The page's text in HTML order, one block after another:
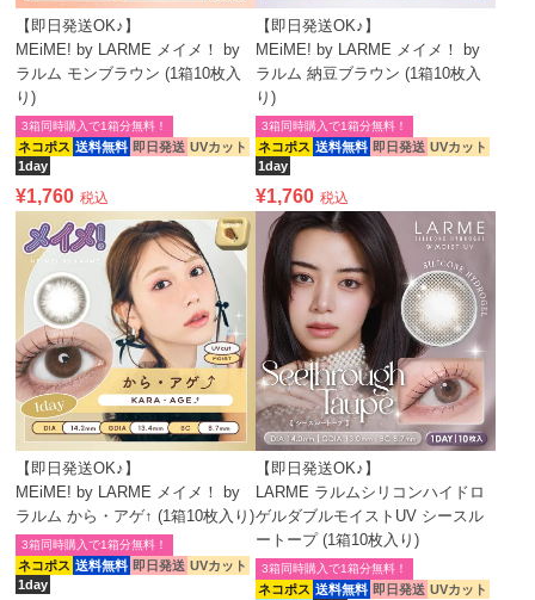
【即日発送OK♪】
MEiME! by LARME メイメ！ by
ラルム モンブラウン (1箱10枚入
り)
ネコポス 送料無料 即日発送 UVカット
1day
3箱同時購入で1箱分無料！
¥1,760 税込
【即日発送OK♪】
MEiME! by LARME メイメ！ by
ラルム 納豆ブラウン (1箱10枚入
り)
ネコポス 送料無料 即日発送 UVカット
1day
3箱同時購入で1箱分無料！
¥1,760 税込
【即日発送OK♪】
MEiME! by LARME メイメ！ by
ラルム から・アゲ↑ (1箱10枚入り)
ネコポス 送料無料 即日発送 UVカット
1day
3箱同時購入で1箱分無料！
【即日発送OK♪】
LARME ラルムシリコンハイドロ
ゲルダブルモイストUV シースル
ートープ (1箱10枚入り)
ネコポス 送料無料 即日発送 UVカット
3箱同時購入で1箱分無料！